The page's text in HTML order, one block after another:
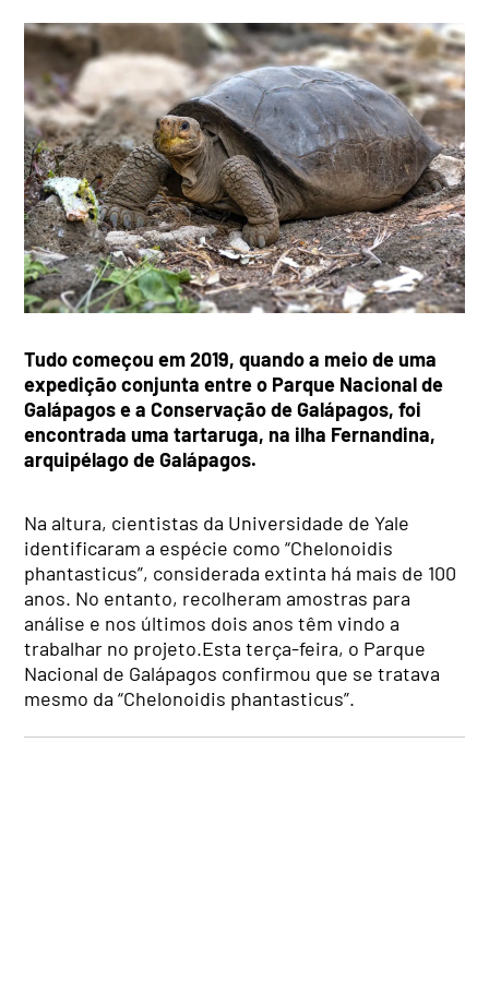
Tudo começou em 2019, quando a meio de uma
expedição conjunta entre o Parque Nacional de
Galápagos e a Conservação de Galápagos, foi
encontrada uma tartaruga, na ilha Fernandina,
arquipélago de Galápagos.
Na altura, cientistas da Universidade de Yale
identificaram a espécie como “Chelonoidis
phantasticus”, considerada extinta há mais de 100
anos. No entanto, recolheram amostras para
análise e nos últimos dois anos têm vindo a
trabalhar no projeto.Esta terça-feira, o Parque
Nacional de Galápagos confirmou que se tratava
mesmo da “Chelonoidis phantasticus”.